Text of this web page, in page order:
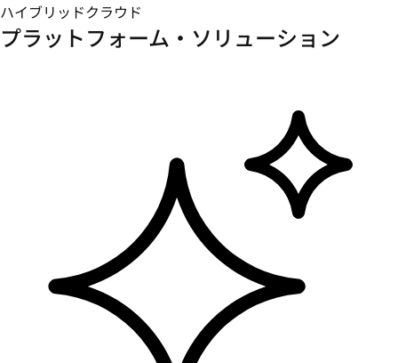
ハイブリッドクラウド
プラットフォーム・ソリューション